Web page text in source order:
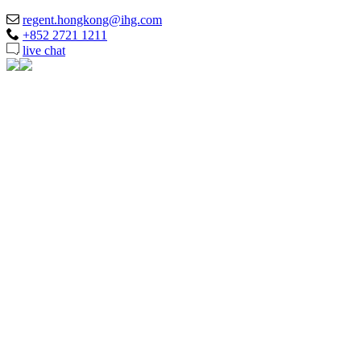
regent.hongkong@ihg.com
+852 2721 1211
live chat